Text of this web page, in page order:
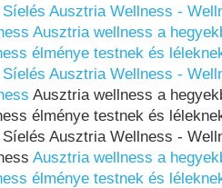
Ausztria Wellness -
Ausztria wellness a
élménye testnek és
Ausztria Wellness -
Ausztria wellness a
élménye testnek és
Ausztria Wellness -
Ausztria wellness a
élménye testnek és